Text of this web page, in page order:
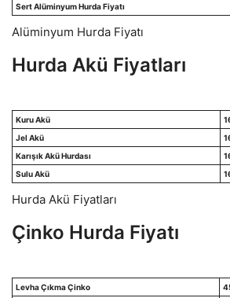
Sert Alüminyum Hurda Fiyatı
Alüminyum Hurda Fiyatı
Hurda Akü Fiyatları
Kuru Akü
Jel Akü
Karışık Akü Hurdası
Sulu Akü
Hurda Akü Fiyatları
Çinko Hurda Fiyatı
Levha Çıkma Çinko